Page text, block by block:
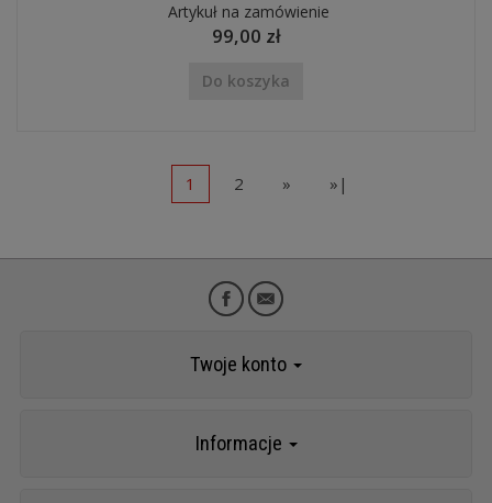
Artykuł na zamówienie
99,00 zł
Do koszyka
1 2 » »|
Twoje konto
Informacje